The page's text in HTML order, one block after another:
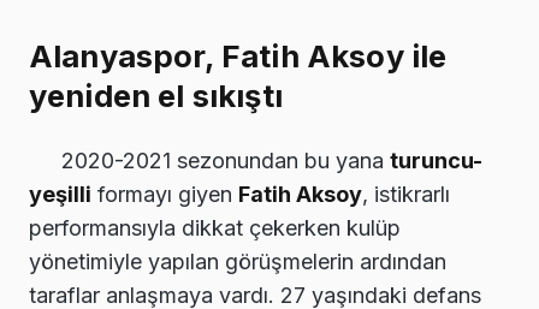
Alanyaspor, Fatih Aksoy ile
yeniden el sıkıştı
2020-2021 sezonundan bu yana turuncu-
yeşilli formayı giyen Fatih Aksoy, istikrarlı
performansıyla dikkat çekerken kulüp
yönetimiyle yapılan görüşmelerin ardından
taraflar anlaşmaya vardı. 27 yaşındaki defans